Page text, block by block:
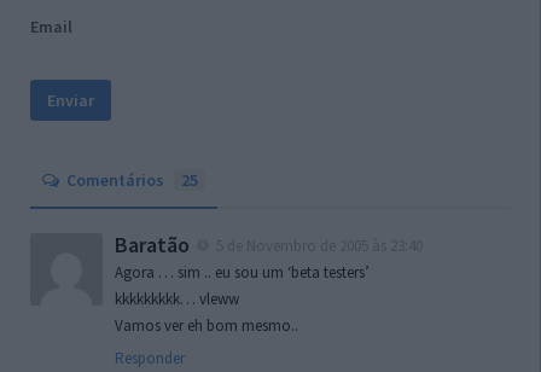
Email
Comentários 25
Baratão
Agora … sim .. eu sou um ‘beta testers’
kkkkkkkkk… vleww
Vamos ver eh bom mesmo..
Responder